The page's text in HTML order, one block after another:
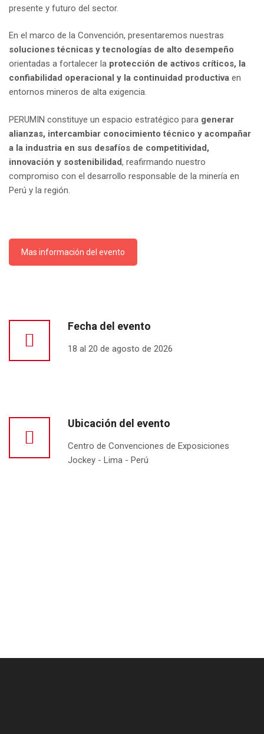
presente y futuro del sector.
En el marco de la Convención, presentaremos nuestras
soluciones técnicas y tecnologías de alto desempeño
orientadas a fortalecer la protección de activos críticos, la
confiabilidad operacional y la continuidad productiva en
entornos mineros de alta exigencia.
PERUMIN constituye un espacio estratégico para generar
alianzas, intercambiar conocimiento técnico y acompañar
a la industria en sus desafíos de competitividad,
innovación y sostenibilidad, reafirmando nuestro
compromiso con el desarrollo responsable de la minería en
Perú y la región.
Mas información del evento
Fecha del evento
18 al 20 de agosto de 2026
Ubicación del evento
Centro de Convenciones de Exposiciones
Jockey - Lima - Perú